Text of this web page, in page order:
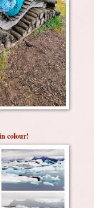
colour!